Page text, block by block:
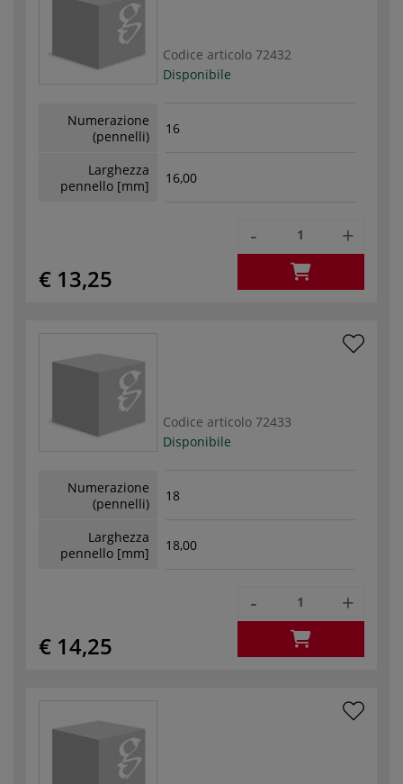
Codice articolo 72432
Disponibile
Numerazione
(pennelli)
16
Larghezza
pennello [mm]
16,00
€ 13,25
- +
Codice articolo 72433
Disponibile
Numerazione
(pennelli)
18
Larghezza
pennello [mm]
18,00
€ 14,25
- +